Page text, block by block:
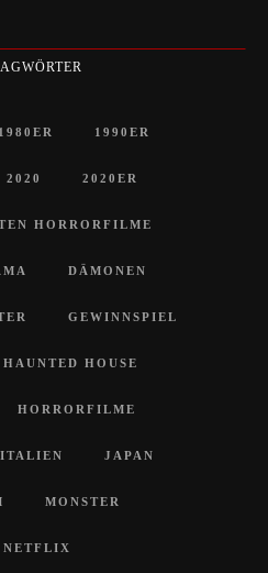
1980ER 1990ER
2020 2020ER
HORRORFILME
DÄMONEN
GEWINNSPIEL
HAUNTED HOUSE
HORRORFILME
ITALIEN JAPAN
MONSTER
NETFLIX